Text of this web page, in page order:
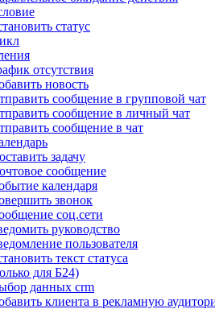
статус
отсутствия
новость
сообщение в групповой чат
сообщение в личный чат
сообщение в чат
задачу
сообщение
календаря
звонок
соц.сети
руководство
пользователя
текст статуса
для Б24)
данных crm
клиента в рекламную